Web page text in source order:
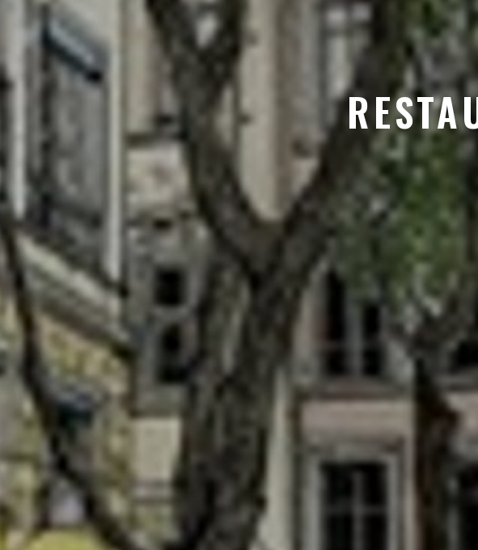
RESTAURANT ALBERT